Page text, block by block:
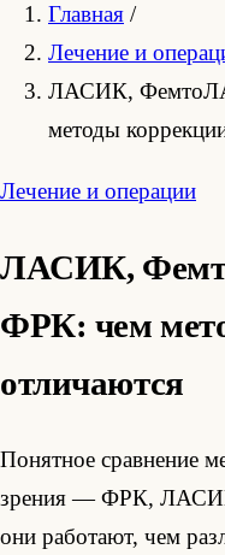
Главная /
Лечение и
ЛАСИК,
методы
Лечение и операции
ЛАСИК,
ФРК: чем
отличаются
Понятное сравнение
зрения — ФРК,
они работают, чем